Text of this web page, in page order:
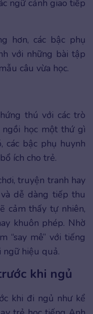
ngữ cảnh giao tiếp
hơn, các bậc phụ
với những bài tập
câu vừa học.
thú với các trò
học một thứ gì
các bậc phụ huynh
ích cho trẻ.
truyện tranh hay
dễ dàng tiếp thu
cảm thấy tự nhiên,
khuôn phép. Nhờ
“say mê” với tiếng
ngữ hiệu quả.
khi ngủ
khi đi ngủ như kể